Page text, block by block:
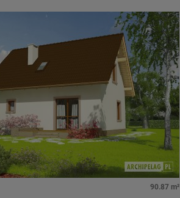
90.87 m²